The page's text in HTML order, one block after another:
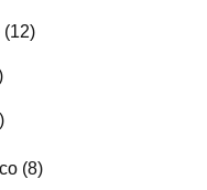
(12)
(8)